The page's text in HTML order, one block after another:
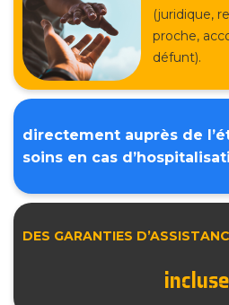
(juridique,
proche,
défunt).
directement auprès de
soins en cas
DES GARANTIES